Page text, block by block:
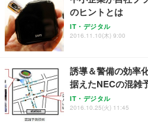
のヒントとは
IT・デジタル
2016.11.10(木) 9:00
誘導＆警備の効率
据えたNECの混雑
IT・デジタル
2016.10.25(火) 11:45